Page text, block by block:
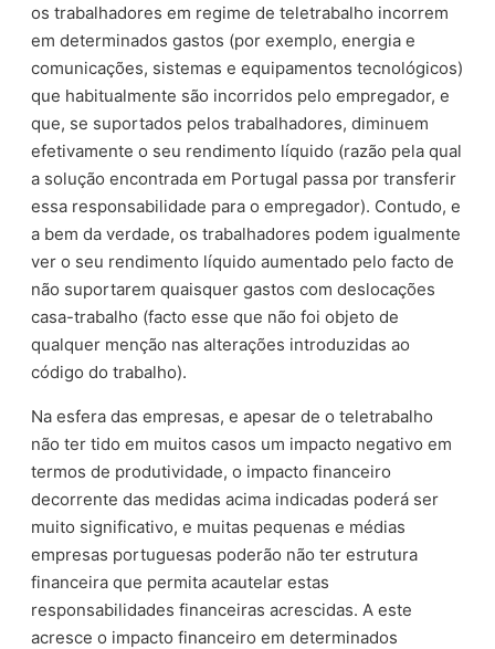
os trabalhadores em regime de teletrabalho incorrem
em determinados gastos (por exemplo, energia e
comunicações, sistemas e equipamentos tecnológicos)
que habitualmente são incorridos pelo empregador, e
que, se suportados pelos trabalhadores, diminuem
efetivamente o seu rendimento líquido (razão pela qual
a solução encontrada em Portugal passa por transferir
essa responsabilidade para o empregador). Contudo, e
a bem da verdade, os trabalhadores podem igualmente
ver o seu rendimento líquido aumentado pelo facto de
não suportarem quaisquer gastos com deslocações
casa-trabalho (facto esse que não foi objeto de
qualquer menção nas alterações introduzidas ao
código do trabalho).
Na esfera das empresas, e apesar de o teletrabalho
não ter tido em muitos casos um impacto negativo em
termos de produtividade, o impacto financeiro
decorrente das medidas acima indicadas poderá ser
muito significativo, e muitas pequenas e médias
empresas portuguesas poderão não ter estrutura
financeira que permita acautelar estas
responsabilidades financeiras acrescidas. A este
acresce o impacto financeiro em determinados